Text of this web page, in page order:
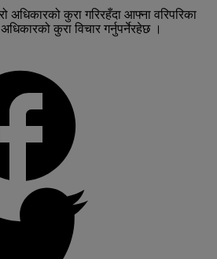
अधिकारको कुरा गरिरहँदा आफ्ना वरिपरिका
कुरा विचार गर्नुपर्नेरहेछ ।